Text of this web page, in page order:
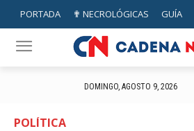
PORTADA ✟ NECROLÓGICAS GUÍA
DOMINGO, AGOSTO 9, 2026
POLÍTICA